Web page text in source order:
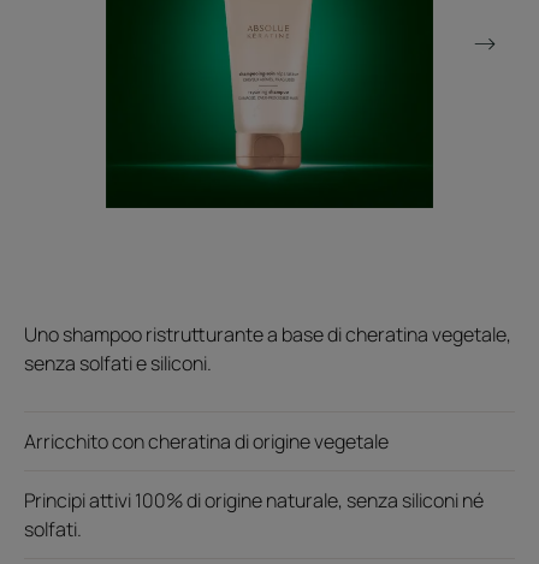
Uno shampoo ristrutturante a base di cheratina vegetale,
senza solfati e siliconi.
Arricchito con cheratina di origine vegetale
Principi attivi 100% di origine naturale, senza siliconi né
solfati.